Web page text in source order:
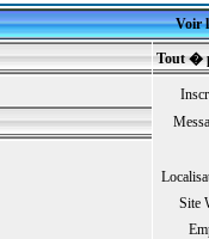
Voir
Tout �
Site